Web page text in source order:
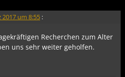
2017 um 8:55 :
Recherchen zum Alter
uns sehr weiter geholfen.